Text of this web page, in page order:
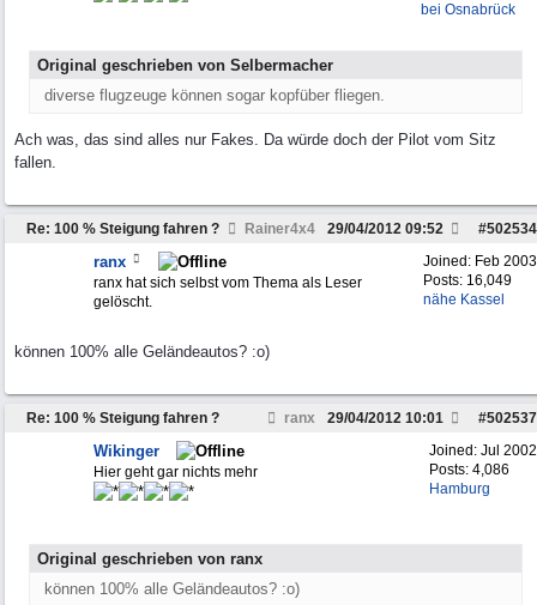
bei Osnabrück
Original geschrieben von Selbermacher
diverse flugzeuge können sogar kopfüber fliegen.
Ach was, das sind alles nur Fakes. Da würde doch der Pilot vom Sitz
fallen.
Re: 100 % Steigung fahren ? Rainer4x4 #502534
29/04/2012 09:52
Joined: Feb 2003
Posts: 16,049
nähe Kassel
ranx
ranx hat sich selbst vom Thema als Leser
gelöscht.
können 100% alle Geländeautos? :o)
Re: 100 % Steigung fahren ? ranx #502537
29/04/2012 10:01
Joined: Jul 2002
Posts: 4,086
Hamburg
Wikinger
Hier geht gar nichts mehr
Original geschrieben von ranx
können 100% alle Geländeautos? :o)